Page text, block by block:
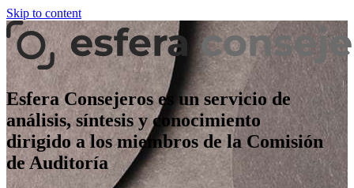
Skip to content
Esfera Consejeros es un servicio de
análisis, síntesis y conocimiento
dirigido a los miembros de la Comisión
de Auditoría